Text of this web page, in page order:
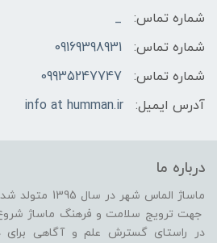
شماره تماس:
_
شماره تماس:
09169398931
شماره تماس:
09935247747
آدرس ایمیل:
info at humman.ir
درباره ما
ماساژ الماس شهر
جهت ترویج سلامت و فرهنگ ماساژ
در راستای گسترش علم و آگاهی برای